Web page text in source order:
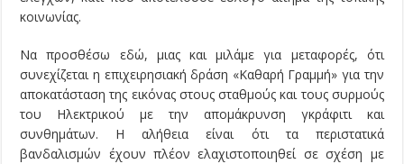
κοινωνίας.
Να προσθέσω εδώ, μιας και μιλάμε για μεταφορές, ότι
συνεχίζεται η επιχειρησιακή δράση «Καθαρή Γραμμή» για την
αποκατάσταση της εικόνας στους σταθμούς και τους συρμούς
του Ηλεκτρικού με την απομάκρυνση γκράφιτι και
συνθημάτων. Η αλήθεια είναι ότι τα περιστατικά
βανδαλισμών έχουν πλέον ελαχιστοποιηθεί σε σχέση με